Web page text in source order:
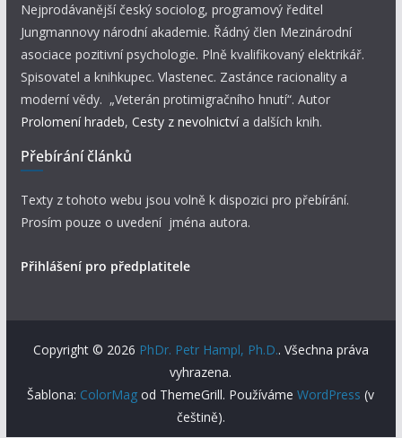
Nejprodávanější český sociolog, programový ředitel
Jungmannovy národní akademie. Řádný člen Mezinárodní
asociace pozitivní psychologie. Plně kvalifikovaný elektrikář.
Spisovatel a knihkupec. Vlastenec. Zastánce racionality a
moderní vědy. „Veterán protimigračního hnutí“. Autor
Prolomení hradeb, Cesty z nevolnictví a dalších knih.
Přebírání článků
Texty z tohoto webu jsou volně k dispozici pro přebírání.
Prosím pouze o uvedení jména autora.
Přihlášení pro předplatitele
Copyright © 2026 PhDr. Petr Hampl, Ph.D.. Všechna práva
vyhrazena.
Šablona: ColorMag od ThemeGrill. PoužívámeWordPress (v
češtině).